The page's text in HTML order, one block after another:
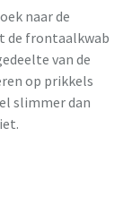
naar de
de frontaalkwab
van de
op prikkels
slimmer dan